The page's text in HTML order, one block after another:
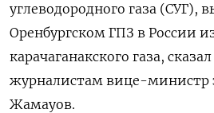
углеводородного газа (СУГ),
Оренбургском ГПЗ в России
карачаганакского газа,
журналистам вице-министр
Жамауов.